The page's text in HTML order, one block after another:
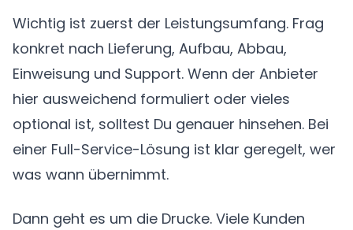
Wichtig ist zuerst der Leistungsumfang. Frag
konkret nach Lieferung, Aufbau, Abbau,
Einweisung und Support. Wenn der Anbieter
hier ausweichend formuliert oder vieles
optional ist, solltest Du genauer hinsehen. Bei
einer Full-Service-Lösung ist klar geregelt, wer
was wann übernimmt.
Dann geht es um die Drucke. Viele Kunden